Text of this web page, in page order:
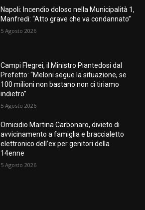
Napoli: Incendio doloso nella Municipalità 1,
Manfredi: “Atto grave che va condannato”
5 Agosto 2026
Campi Flegrei, il Ministro Piantedosi dal
Prefetto: “Meloni segue la situazione, se
100 milioni non bastano non ci tiriamo
indietro”
5 Agosto 2026
Omicidio Martina Carbonaro, divieto di
avvicinamento a famiglia e braccialetto
elettronico dell’ex per genitori della
14enne
5 Agosto 2026